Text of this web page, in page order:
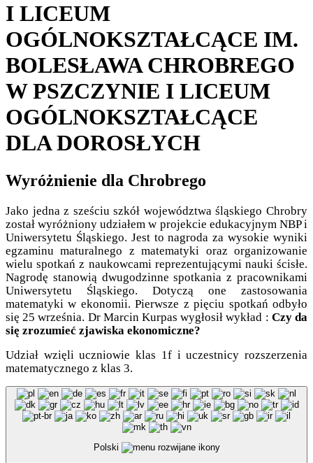
I LICEUM
OGÓLNOKSZTAŁCĄCE IM.
BOLESŁAWA CHROBREGO
W PSZCZYNIE I LICEUM
OGÓLNOKSZTAŁCĄCE
DLA DOROSŁYCH
Wyróżnienie dla Chrobrego
Jako jedna z sześciu szkół województwa śląskiego Chrobry
został wyróżniony udziałem w projekcie edukacyjnym NBP i
Uniwersytetu Śląskiego. Jest to nagroda za wysokie wyniki
egzaminu maturalnego z matematyki oraz organizowanie
wielu spotkań z naukowcami reprezentującymi nauki ścisłe.
Nagrodę stanowią dwugodzinne spotkania z pracownikami
Uniwersytetu Śląskiego. Dotyczą one zastosowania
matematyki w ekonomii. Pierwsze z pięciu spotkań odbyło
się 25 września. Dr Marcin Kurpas wygłosił wykład : Czy da
się zrozumieć zjawiska ekonomiczne?
Udział wzięli uczniowie klas 1f i uczestnicy rozszerzenia
matematycznego z klas 3.
Polski